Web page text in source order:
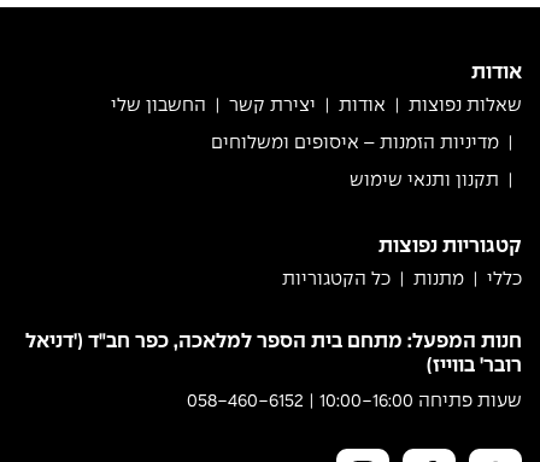
בראש
בראש
אודות
שאלות נפוצות אודות יצירת קשר החשבון שלי
מדיניות הזמנות – איסופים ומשלוחים
תקנון ותנאי שימוש
קטגוריות נפוצות
כללי מתנות כל הקטגוריות
חנות המפעל: מתחם בית הספר למלאכה, כפר חב"ד ('דניאל
רובר' בווייז)
שעות פתיחה 10:00-16:00 | 058-460-6152